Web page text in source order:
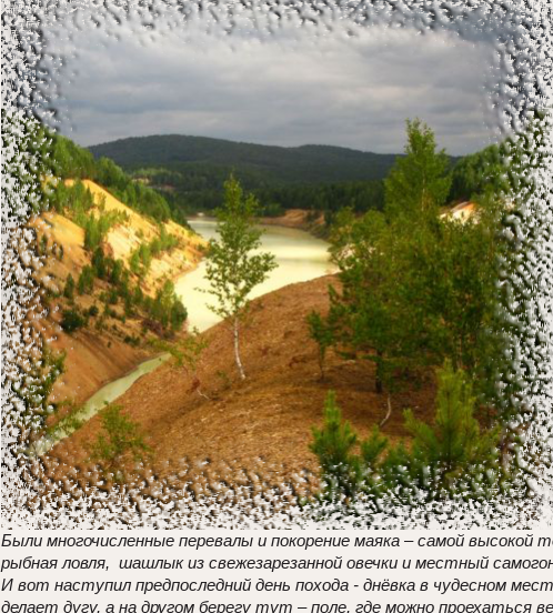
Были многочисленные перевалы и покорение маяка – самой
рыбная ловля, шашлык из свежезарезанной овечки и местный
И вот наступил предпоследний день похода - днёвка в чудесном
делает дугу, а на другом берегу тут – поле, где можно проехаться